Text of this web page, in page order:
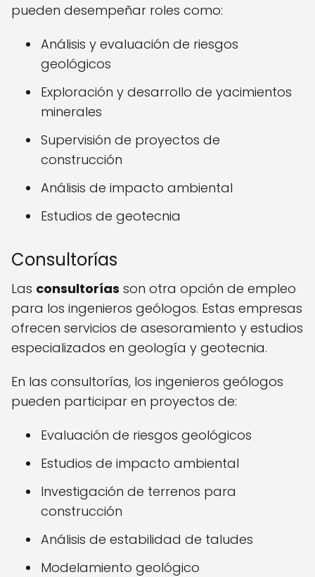
pueden desempeñar roles como:
Análisis y evaluación de riesgos
geológicos
Exploración y desarrollo de yacimientos
minerales
Supervisión de proyectos de
construcción
Análisis de impacto ambiental
Estudios de geotecnia
Consultorías
Las consultorías son otra opción de empleo
para los ingenieros geólogos. Estas empresas
ofrecen servicios de asesoramiento y estudios
especializados en geología y geotecnia.
En las consultorías, los ingenieros geólogos
pueden participar en proyectos de:
Evaluación de riesgos geológicos
Estudios de impacto ambiental
Investigación de terrenos para
construcción
Análisis de estabilidad de taludes
Modelamiento geológico